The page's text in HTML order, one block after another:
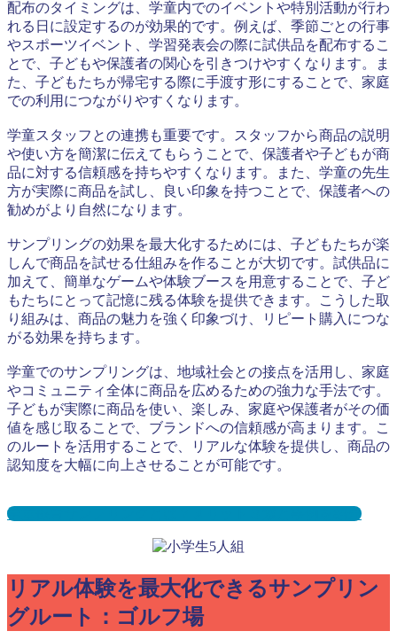
配布のタイミングは、学童内でのイベントや特別活動が行わ
れる日に設定するのが効果的です。例えば、季節ごとの行事
やスポーツイベント、学習発表会の際に試供品を配布するこ
とで、子どもや保護者の関心を引きつけやすくなります。ま
た、子どもたちが帰宅する際に手渡す形にすることで、家庭
での利用につながりやすくなります。
学童スタッフとの連携も重要です。スタッフから商品の説明
や使い方を簡潔に伝えてもらうことで、保護者や子どもが商
品に対する信頼感を持ちやすくなります。また、学童の先生
方が実際に商品を試し、良い印象を持つことで、保護者への
勧めがより自然になります。
サンプリングの効果を最大化するためには、子どもたちが楽
しんで商品を試せる仕組みを作ることが大切です。試供品に
加えて、簡単なゲームや体験ブースを用意することで、子ど
もたちにとって記憶に残る体験を提供できます。こうした取
り組みは、商品の魅力を強く印象づけ、リピート購入につな
がる効果を持ちます。
学童でのサンプリングは、地域社会との接点を活用し、家庭
やコミュニティ全体に商品を広めるための強力な手法です。
子どもが実際に商品を使い、楽しみ、家庭や保護者がその価
値を感じ取ることで、ブランドへの信頼感が高まります。こ
のルートを活用することで、リアルな体験を提供し、商品の
認知度を大幅に向上させることが可能です。
学童保育サンプリングとは？メリット３選と事例を紹介
リアル体験を最大化できるサンプリン
グルート：ゴルフ場